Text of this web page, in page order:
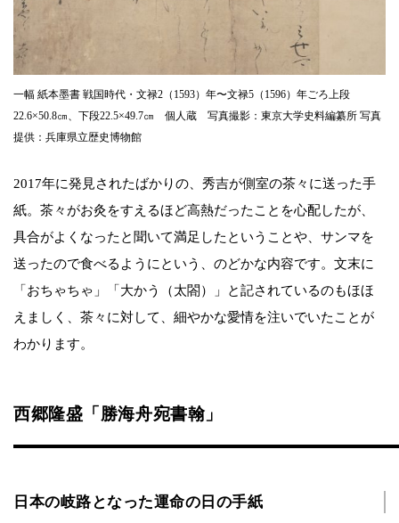
一幅 紙本墨書 戦国時代・文禄2（1593）年〜文禄5（1596）年ごろ上段
22.6×50.8㎝、下段22.5×49.7㎝ 個人蔵 写真撮影：東京大学史料編纂所 写真
提供：兵庫県立歴史博物館
2017年に発見されたばかりの、秀吉が側室の茶々に送った手
紙。茶々がお灸をすえるほど高熱だったことを心配したが、
具合がよくなったと聞いて満足したということや、サンマを
送ったので食べるようにという、のどかな内容です。文末に
「おちゃちゃ」「大かう（太閤）」と記されているのもほほ
えましく、茶々に対して、細やかな愛情を注いでいたことが
わかります。
西郷隆盛「勝海舟宛書翰」
日本の岐路となった運命の日の手紙